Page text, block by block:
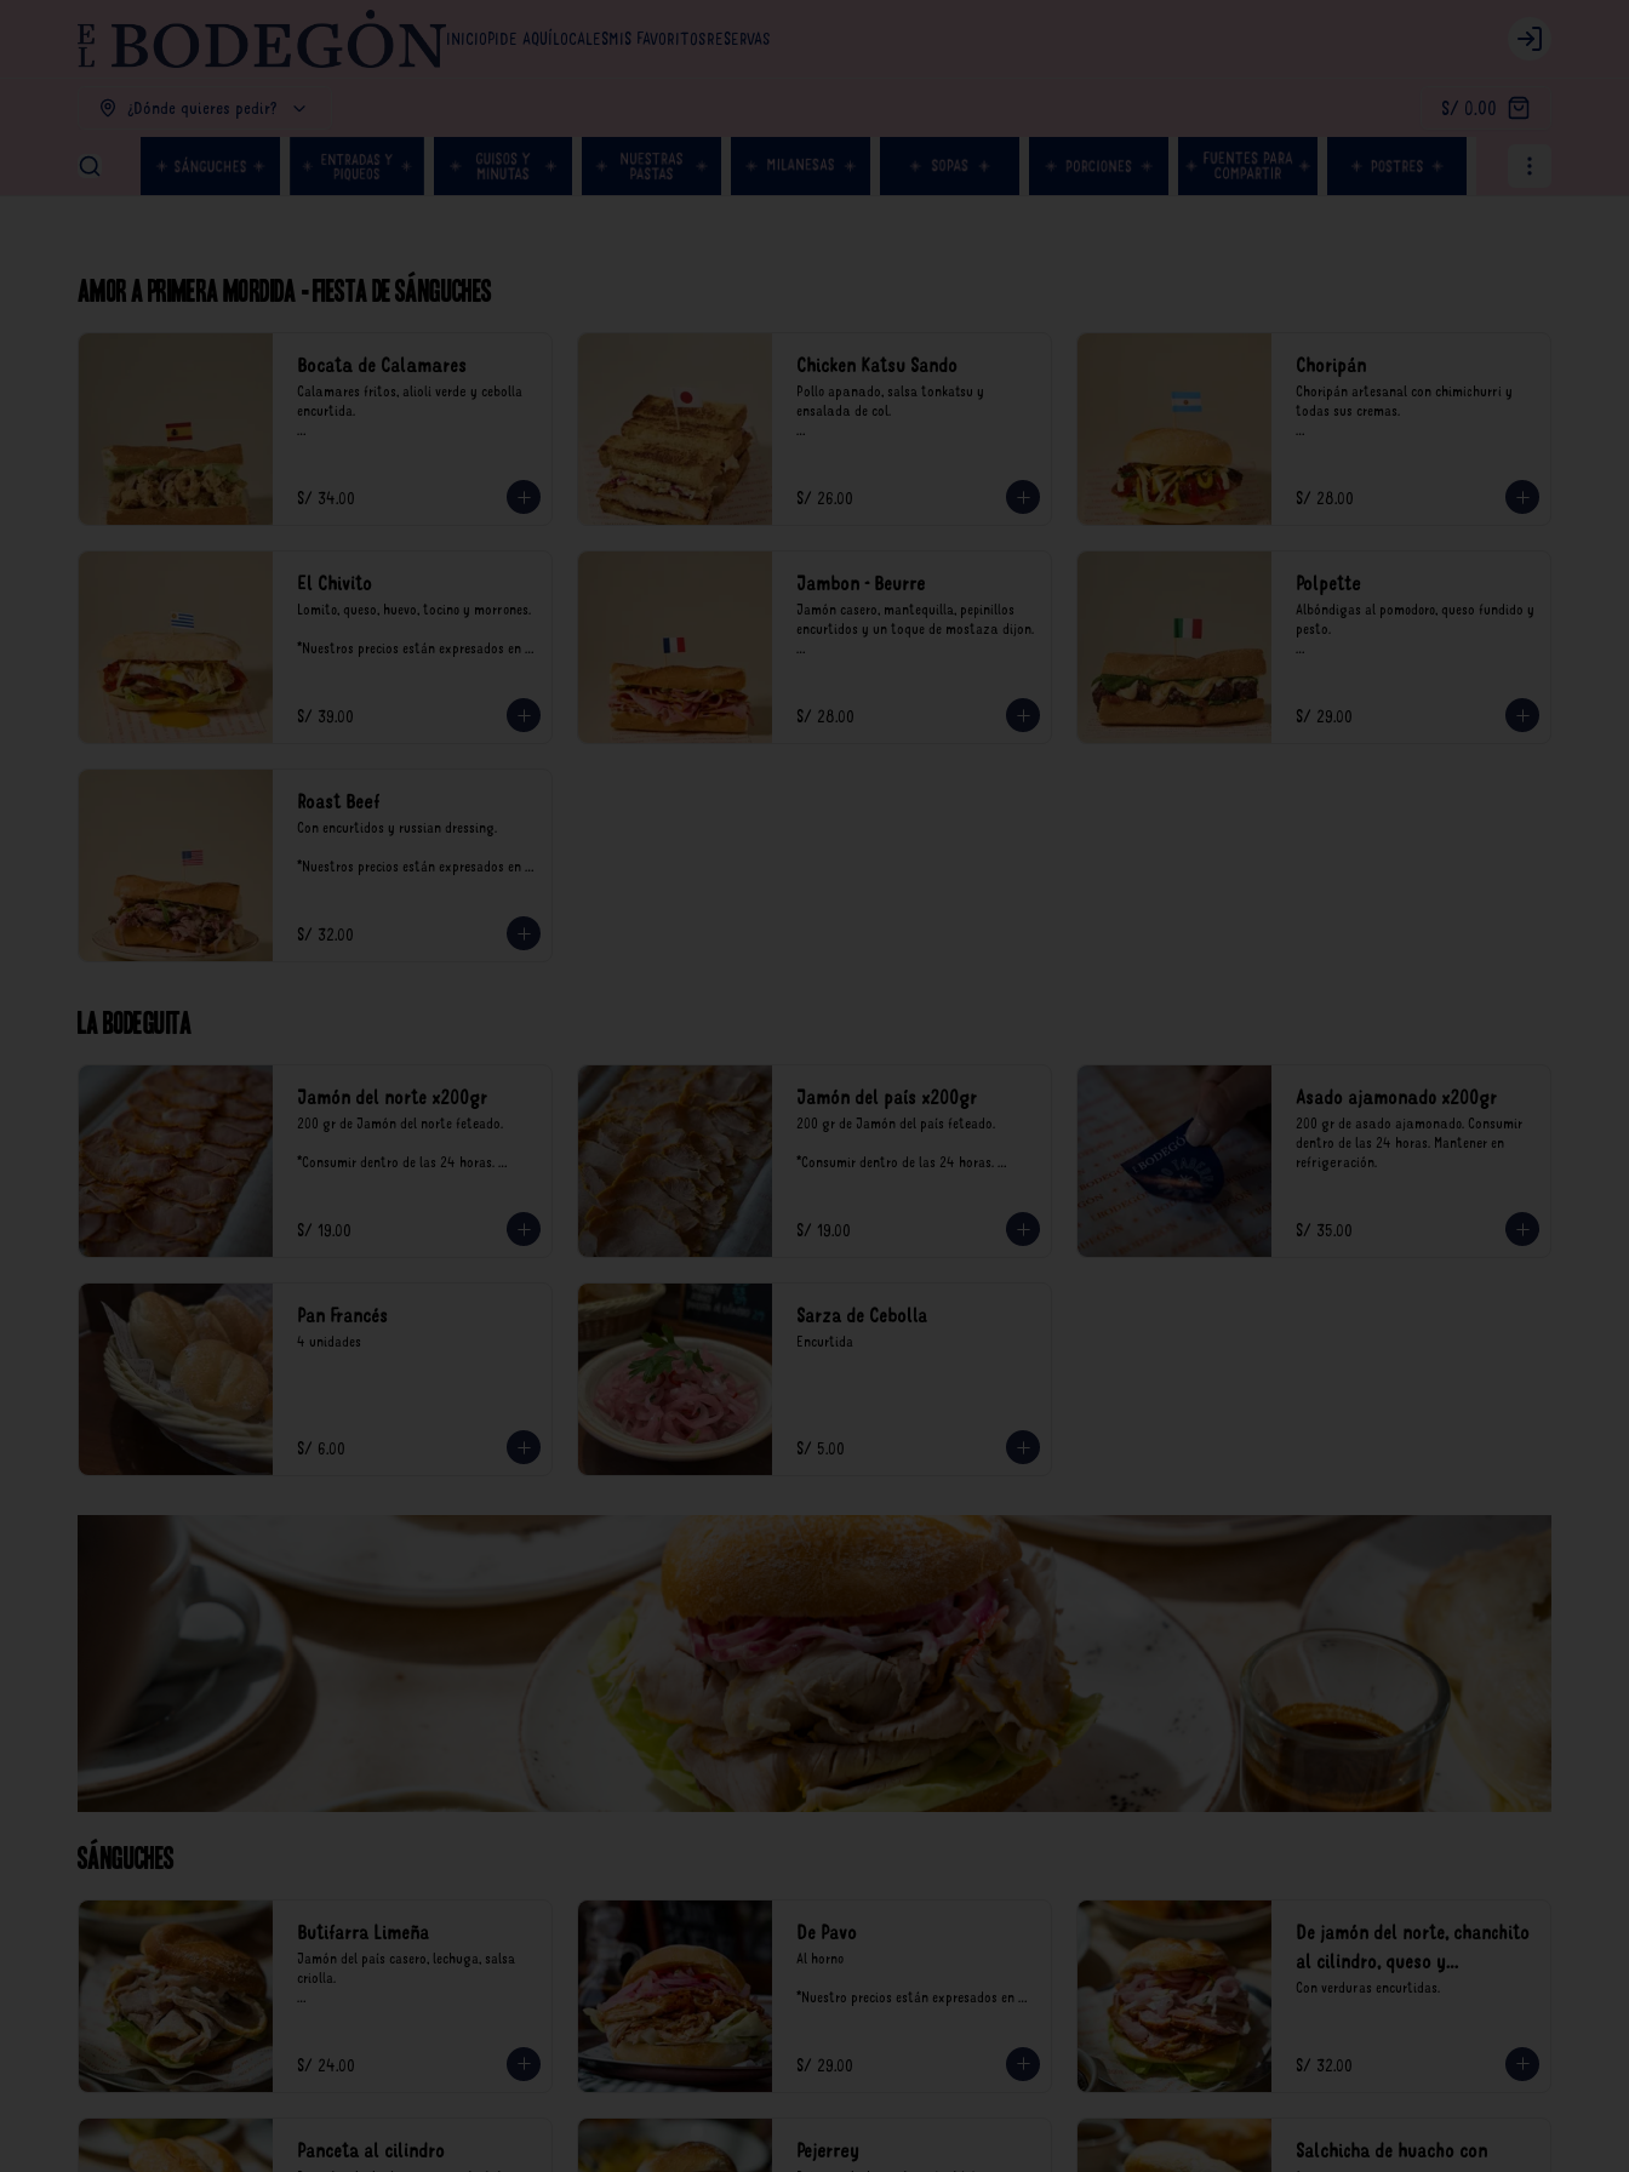
INICIOPIDE AQUÍLOCALESMIS FAVORITOSRESERVAS Login
¿Dónde quieres pedir? S/ 0.00
Amor a primera mordida - Fiesta de Sánguches
Bocata de Calamares
Calamares fritos, alioli verde y cebolla
encurtida.
recargo al consumo.
S/ 34.00
Chicken Katsu Sando
Pollo apanado, salsa tonkatsu y
ensalada de col.
recargo al consumo.
S/ 26.00
Choripán
Choripán artesanal con chimichurri y
todas sus cremas.
recargo al consumo.
S/ 28.00
El Chivito
Lomito, queso, huevo, tocino y morrones.
*Nuestros precios están expresados en
S/ 39.00
Jambon - Beurre
Jamón casero, mantequilla, pepinillos
encurtidos y un toque de mostaza dijon.
recargo al consumo.
S/ 28.00
Polpette
Albóndigas al pomodoro, queso fundido y
pesto.
recargo al consumo.
S/ 29.00
Roast Beef
Con encurtidos y russian dressing.
*Nuestros precios están expresados en
S/ 32.00
La Bodeguita
Jamón del norte x200gr
200 gr de Jamón del norte feteado.
*Consumir dentro de las 24 horas.
soles e incluyen impuestos de ley y
recargo al consumo.
S/ 19.00
Jamón del país x200gr
200 gr de Jamón del país feteado.
*Consumir dentro de las 24 horas.
soles e incluyen impuestos de ley y
recargo al consumo.
S/ 19.00
Asado ajamonado x200gr
200 gr de asado ajamonado. Consumir
dentro de las 24 horas. Mantener en
refrigeración.
S/ 35.00
Pan Francés
4 unidades
S/ 6.00
Sarza de Cebolla
Encurtida
S/ 5.00
Sánguches
Butifarra Limeña
Jamón del país casero, lechuga, salsa
criolla.
recargo al consumo.
S/ 24.00
De Pavo
Al horno
*Nuestro precios están expresados en
S/ 29.00
De jamón del norte, chanchito
al cilindro, queso y
encurtidos
Con verduras encurtidas.
S/ 32.00
Panceta al cilindro Pejerrey
Salchicha de huacho con